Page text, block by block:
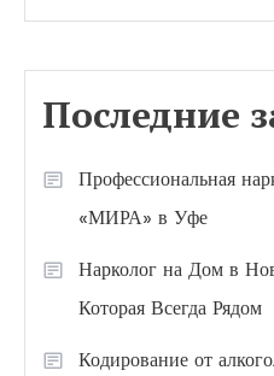
Последние
Профессиональная
«МИРА» в Уфе
Нарколог на Дом в
Которая Всегда Рядом
Кодирование от